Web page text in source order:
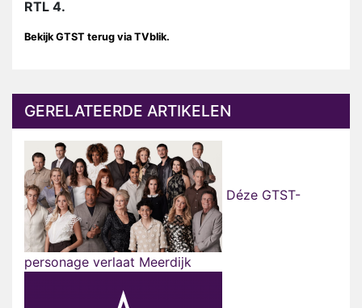
RTL 4.
Bekijk GTST terug via TVblik.
GERELATEERDE ARTIKELEN
Déze GTST-
personage verlaat Meerdijk